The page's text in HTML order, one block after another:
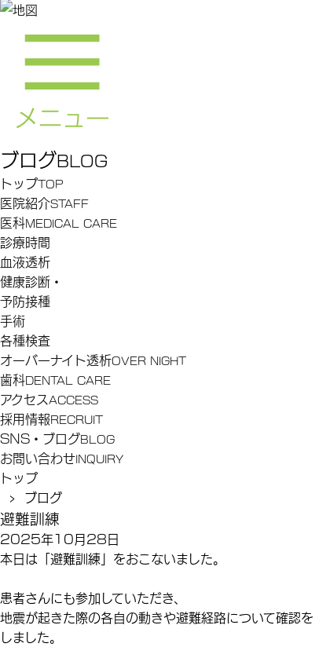
ブログBLOG
トップTOP
医院紹介STAFF
医科MEDICAL CARE
診療時間
血液透析
健康診断・
予防接種
手術
各種検査
オーバーナイト透析OVER NIGHT
歯科DENTAL CARE
アクセスACCESS
採用情報RECRUIT
SNS・ブログBLOG
お問い合わせINQUIRY
トップ
› ブログ
避難訓練
2025年10月28日
本日は「避難訓練」をおこないました。
患者さんにも参加していただき、
地震が起きた際の各自の動きや避難経路について確認を
しました。